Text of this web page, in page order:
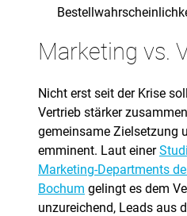
Marketing vs.
Nicht erst seit der Krise
Vertrieb stärker
gemeinsame Zielsetzung
emminent. Laut einer
Marketing-Departments
Bochum gelingt es dem
unzureichend, Leads aus